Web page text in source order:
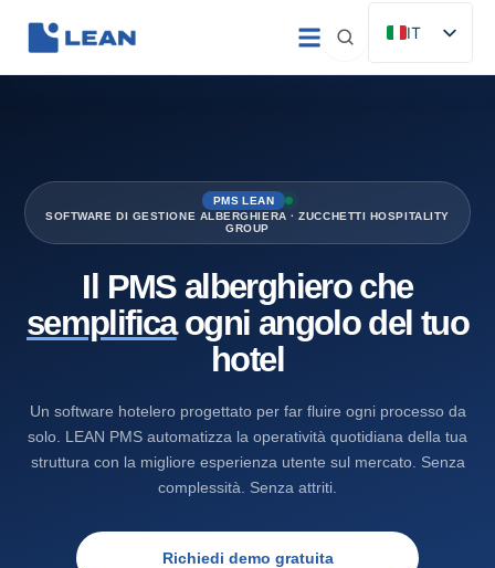
IT
ES
DE
PT
PMS LEAN
SOFTWARE DI GESTIONE ALBERGHIERA · ZUCCHETTI HOSPITALITY
GROUP
Il PMS alberghiero che
semplificaogni angolo del tuo
hotel
Un software hotelero progettato per far fluire ogni processo da
solo. LEAN PMS automatizza la operatività quotidiana della tua
struttura con la migliore esperienza utente sul mercato. Senza
complessità. Senza attriti.
Richiedi demo gratuita